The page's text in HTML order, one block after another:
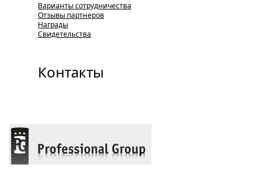
Варианты сотрудничества
Отзывы партнеров
Награды
Свидетельства
Контакты